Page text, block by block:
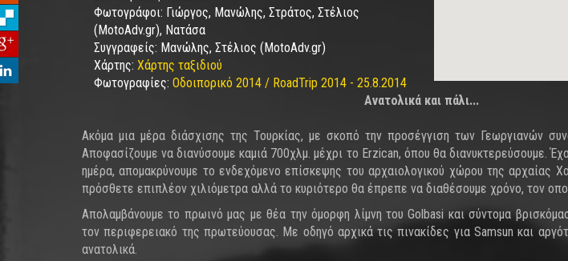
Φωτογράφοι: Γιώργος, Μανώλης, Στράτος, Στέλιος
(MotoAdv.gr), Νατάσα
Συγγραφείς: Μανώλης, Στέλιος (MotoAdv.gr)
Χάρτης: Χάρτης ταξιδιού
Φωτογραφίες: Οδοιπορικό 2014 / RoadTrip 2014 - 25.8.2014
Ανατολικά και πάλι...
Ακόμα μια μέρα διάσχισης της Τουρκίας, με σκοπό την προσέγγιση των Γεωργιανών
Αποφασίζουμε να διανύσουμε καμιά 700χλμ. μέχρι το Erzican, όπου θα διανυκτερεύσουμε.
ημέρα, απομακρύνουμε το ενδεχόμενο επίσκεψης του αρχαιολογικού χώρου της αρχαίας
πρόσθετε επιπλέον χιλιόμετρα αλλά το κυριότερο θα έπρεπε να διαθέσουμε χρόνο, τον
Απολαμβάνουμε το πρωινό μας με θέα την όμορφη λίμνη του Golbasi και σύντομα
τον περιφερειακό της πρωτεύουσας. Με οδηγό αρχικά τις πινακίδες για Samsun και
ανατολικά.